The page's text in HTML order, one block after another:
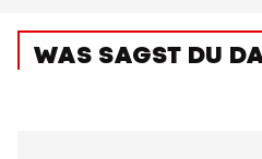
WAS SAGST DU